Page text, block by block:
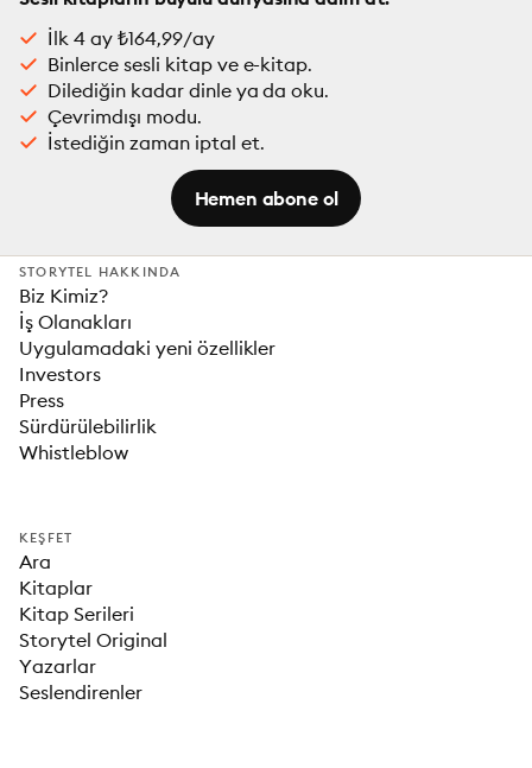
İlk 4 ay ₺164,99/ay
Binlerce sesli kitap ve e-kitap.
Dilediğin kadar dinle ya da oku.
Çevrimdışı modu.
İstediğin zaman iptal et.
Hemen abone ol
STORYTEL HAKKINDA
Biz Kimiz?
İş Olanakları
Uygulamadaki yeni özellikler
Investors
Press
Sürdürülebilirlik
Whistleblow
KEŞFET
Ara
Kitaplar
Kitap Serileri
Storytel Original
Yazarlar
Seslendirenler